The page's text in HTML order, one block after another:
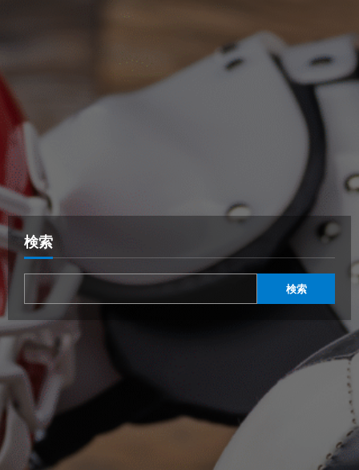
検索
検索